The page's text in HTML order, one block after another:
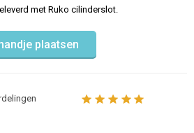
met Ruko cilinderslot.
plaatsen